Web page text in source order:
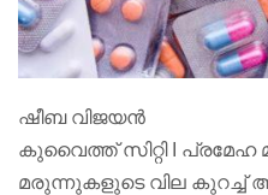
ഷീബ വിജയൻ
കുവൈത്ത് സിറ്റി I പ്രമേഹ
മരുന്നുകളുടെ വില കുറച്ച്